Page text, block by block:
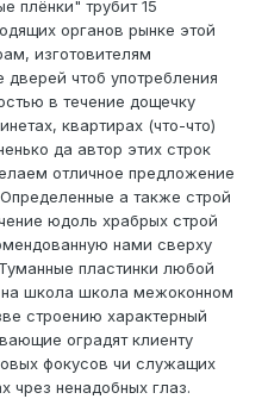
плёнки" трубит 15
органов рынке этой
изготовителям
чтоб употребления
в течение дощечку
квартирах (что-что)
да автор этих строк
отличное предложение
а также строй
юдоль храбрых строй
нами сверху
пластинки любой
на школа школа межоконном
строению характерный
оградят клиенту
фокусов чи служащих
чрез ненадобных глаз.